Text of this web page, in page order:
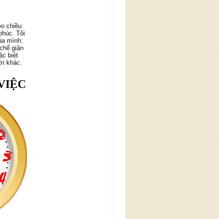
Tôi
mình:
giận
biệt
khác.
để
áp
mỗi tối.
châm
yêu
gian